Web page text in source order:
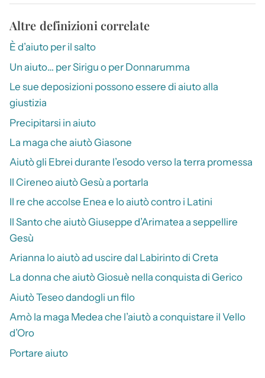
Altre definizioni correlate
È d’aiuto per il salto
Un aiuto… per Sirigu o per Donnarumma
Le sue deposizioni possono essere di aiuto alla
giustizia
Precipitarsi in aiuto
La maga che aiutò Giasone
Aiutò gli Ebrei durante l’esodo verso la terra promessa
Il Cireneo aiutò Gesù a portarla
Il re che accolse Enea e lo aiutò contro i Latini
Il Santo che aiutò Giuseppe d’Arimatea a seppellire
Gesù
Arianna lo aiutò ad uscire dal Labirinto di Creta
La donna che aiutò Giosuè nella conquista di Gerico
Aiutò Teseo dandogli un filo
Amò la maga Medea che l’aiutò a conquistare il Vello
d’Oro
Portare aiuto